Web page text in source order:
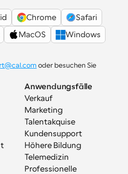
Chrome
Safari
MacOS
Windows
Anwendungsfälle
Verkauf
Marketing
Talentakquise
Kundensupport
Höhere Bildung
Telemedizin
Professionelle